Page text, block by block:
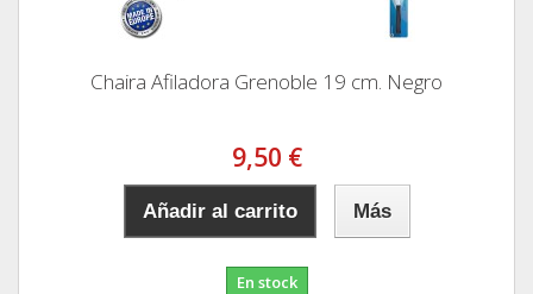
Chaira Afiladora Grenoble 19 cm. Negro
9,50 €
Añadir al carrito Más
En stock